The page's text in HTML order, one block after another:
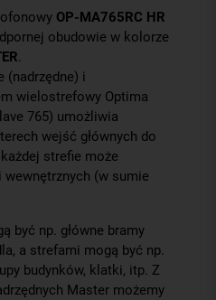
OP-MA765RC HR
obudowie w kolorze
.
(nadrzędne) i
wielostrefowy Optima
765) umożliwia
wejść głównych do
strefie może
(w sumie
być np. główne bramy
a strefami mogą być np.
budynków, klatki, itp. Z
Master możemy